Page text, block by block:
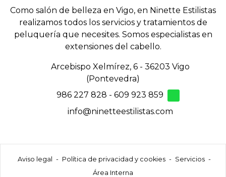
Como salón de belleza en Vigo, en Ninette Estilistas
realizamos todos los servicios y tratamientos de
peluquería que necesites. Somos especialistas en
extensiones del cabello.
Arcebispo Xelmírez, 6 - 36203 Vigo
(Pontevedra)
986 227 828 - 609 923 859
info@ninetteestilistas.com
Aviso legal - Política de privacidad y cookies - Servicios -
Área Interna